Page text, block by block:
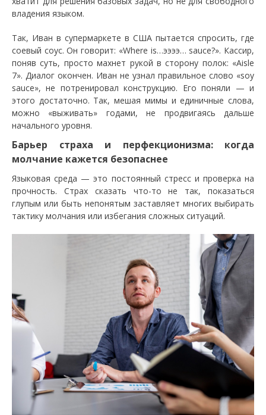
владения языком.
Так, Иван в супермаркете в США пытается спросить, где
соевый соус. Он говорит: «Where is…ээээ… sauce?». Кассир,
поняв суть, просто махнет рукой в сторону полок: «Aisle
7». Диалог окончен. Иван не узнал правильное слово «soy
sauce», не потренировал конструкцию. Его поняли — и
этого достаточно. Так, мешая мимы и единичные слова,
можно «выживать» годами, не продвигаясь дальше
начального уровня.
Барьер страха и перфекционизма: когда
молчание кажется безопаснее
Языковая среда — это постоянный стресс и проверка на
прочность. Страх сказать что-то не так, показаться
глупым или быть непонятым заставляет многих выбирать
тактику молчания или избегания сложных ситуаций.